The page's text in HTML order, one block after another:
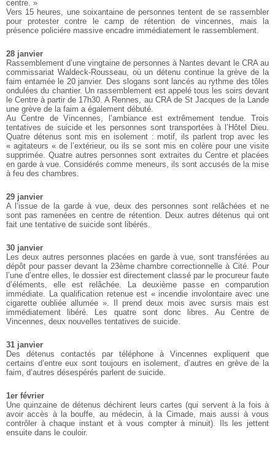
centre. »
Vers 15 heures, une soixantaine de personnes tentent de se rassembler
pour protester contre le camp de rétention de vincennes, mais la
présence policiére massive encadre immédiatement le rassemblement.
28 janvier
Rassemblement d’une vingtaine de personnes à Nantes devant le CRA au
commissariat Waldeck-Rousseau, où un détenu continue la grève de la
faim entamée le 20 janvier. Des slogans sont lancés au rythme des tôles
ondulées du chantier. Un rassemblement est appelé tous les soirs devant
le Centre à partir de 17h30. A Rennes, au CRA de St Jacques de la Lande
une grève de la faim a également débuté.
Au Centre de Vincennes, l’ambiance est extrêmement tendue. Trois
tentatives de suicide et les personnes sont transportées à l’Hôtel Dieu.
Quatre détenus sont mis en isolement : motif, ils parlent trop avec les
« agitateurs « de l’extérieur, ou ils se sont mis en colère pour une visite
supprimée. Quatre autres personnes sont extraites du Centre et placées
en garde à vue. Considérés comme meneurs, ils sont accusés de la mise
à feu des chambres.
29 janvier
A l’issue de la garde à vue, deux des personnes sont relâchées et ne
sont pas ramenées en centre de rétention. Deux autres détenus qui ont
fait une tentative de suicide sont libérés.
30 janvier
Les deux autres personnes placées en garde à vue, sont transférées au
dépôt pour passer devant la 23ème chambre correctionnelle à Cité. Pour
l’une d’entre elles, le dossier est directement classé par le procureur faute
d’éléments, elle est relâchée. La deuxième passe en comparution
immédiate. La qualification retenue est « incendie involontaire avec une
cigarette oubliée allumée ». Il prend deux mois avec sursis mais est
immédiatement libéré. Les quatre sont donc libres. Au Centre de
Vincennes, deux nouvelles tentatives de suicide.
31 janvier
Des détenus contactés par téléphone à Vincennes expliquent que
certains d’entre eux sont toujours en isolement, d’autres en grève de la
faim, d’autres désespérés parlent de suicide.
1er février
Une quinzaine de détenus déchirent leurs cartes (qui servent à la fois à
avoir accès à la bouffe, au médecin, à la Cimade, mais aussi à vous
contrôler à chaque instant et à vous compter à minuit). Ils les jettent
ensuite dans le couloir.